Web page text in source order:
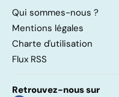
Qui sommes-nous ?
Mentions légales
Charte d'utilisation
Flux RSS
Retrouvez-nous sur